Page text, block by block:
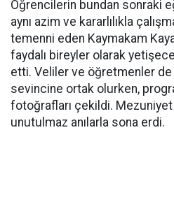
Öğrencilerin bundan sonraki
aynı azim ve kararlılıkla
temenni eden Kaymakam
faydalı bireyler olarak
etti. Veliler ve öğretmenler
sevincine ortak olurken,
fotoğrafları çekildi.
unutulmaz anılarla sona erdi.